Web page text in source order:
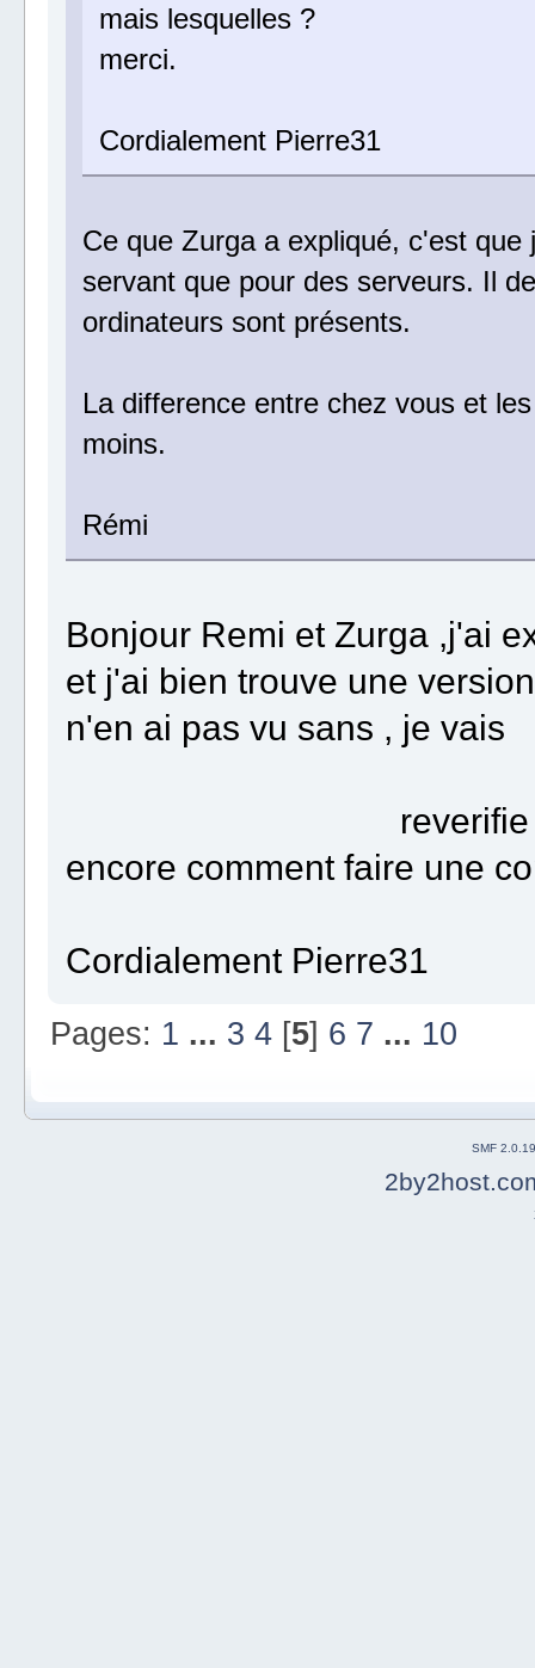
mais lesquelles ?
merci.
Cordialement Pierre31
Ce que Zurga a expliqué, c'est
servant que pour des serveurs. Il
ordinateurs sont présents.
La difference entre chez vous et
moins.
Rémi
Bonjour Remi et Zurga ,j'ai
et j'ai bien trouve une
n'en ai pas vu sans , je vais
reverifie on ne
encore comment faire une
Cordialement Pierre31
Pages: 1 ... 3 4[5] 6 7 ... 10
SMF 2.0.19